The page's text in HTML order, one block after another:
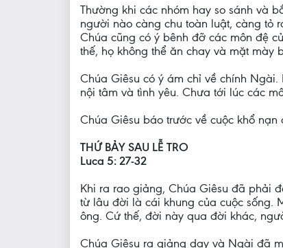
Thường khi các nhóm hay so sánh và
người nào càng chu toàn luật, càng tỏ
Chúa cũng có ý bênh đỡ các môn đệ
thế, họ không thể ăn chay và mặt mày
Chúa Giêsu có ý ám chỉ về chính
nội tâm và tình yêu. Chưa tới lúc các
Chúa Giêsu báo trước về cuộc khổ
THỨ BẢY SAU LỄ TRO
Luca 5: 27-32
Khi ra rao giảng, Chúa Giêsu đã phải
từ lâu đời là cái khung của cuộc sống.
ông. Cứ thế, đời này qua đời khác,
Chúa Giêsu ra giảng dạy và Ngài đã